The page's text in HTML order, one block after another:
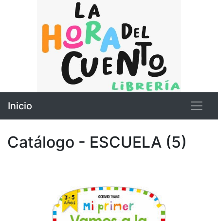
Inicio
Catálogo - ESCUELA (5)